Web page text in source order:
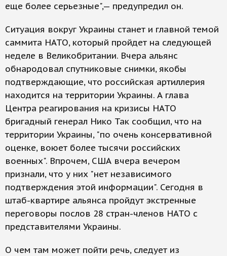
еще более серьезные",— предупредил он.
Ситуация вокруг Украины станет и главной темой
саммита НАТО, который пройдет на следующей
неделе в Великобритании. Вчера альянс
обнародовал спутниковые снимки, якобы
подтверждающие, что российская артиллерия
находится на территории Украины. А глава
Центра реагирования на кризисы НАТО
бригадный генерал Нико Так сообщил, что на
территории Украины, "по очень консервативной
оценке, воюет более тысячи российских
военных". Впрочем, США вчера вечером
признали, что у них "нет независимого
подтверждения этой информации". Сегодня в
штаб-квартире альянса пройдут экстренные
переговоры послов 28 стран-членов НАТО с
представителями Украины.
О чем там может пойти речь, следует из